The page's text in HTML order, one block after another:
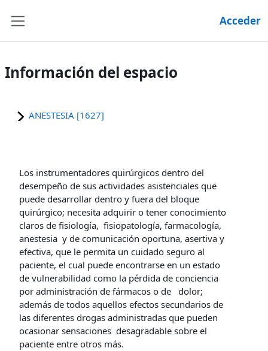
Acceder
Información del espacio
ANESTESIA [1627]
Los instrumentadores quirúrgicos dentro del
desempeño de sus actividades asistenciales que
puede desarrollar dentro y fuera del bloque
quirúrgico; necesita adquirir o tener conocimiento
claros de fisiología, fisiopatología, farmacología,
anestesia y de comunicación oportuna, asertiva y
efectiva, que le permita un cuidado seguro al
paciente, el cual puede encontrarse en un estado
de vulnerabilidad como la pérdida de conciencia
por administración de fármacos o de dolor;
además de todos aquellos efectos secundarios de
las diferentes drogas administradas que pueden
ocasionar sensaciones desagradable sobre el
paciente entre otros más.